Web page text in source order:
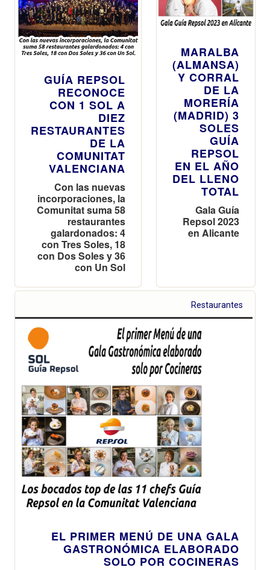
GUÍA REPSOL
RECONOCE
CON 1 SOL A
DIEZ
RESTAURANTES
DE LA
COMUNITAT
VALENCIANA
Con las nuevas
incorporaciones, la
Comunitat suma 58
restaurantes
galardonados: 4
con Tres Soles, 18
con Dos Soles y 36
con Un Sol
MARALBA
(ALMANSA)
Y CORRAL
DE LA
MORERÍA
(MADRID) 3
SOLES
GUÍA
REPSOL
EN EL AÑO
DEL LLENO
TOTAL
Gala Guía
Repsol 2023
en Alicante
Restaurantes
EL PRIMER MENÚ DE UNA GALA
GASTRONÓMICA ELABORADO
SOLO POR COCINERAS